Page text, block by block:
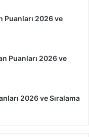
Puanları 2026 ve
Puanları 2026 ve
2026 ve Sıralama